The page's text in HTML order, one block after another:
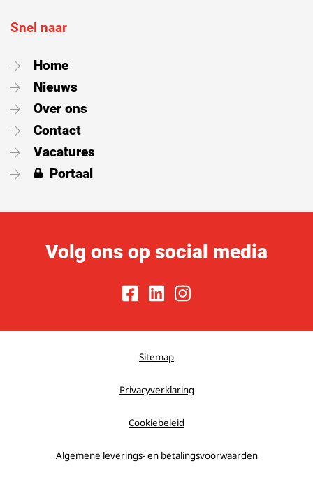
Snel naar
Home
Nieuws
Over ons
Contact
Vacatures
Portaal
Volg ons op social media
Sitemap
Privacyverklaring
Cookiebeleid
Algemene leverings- en betalingsvoorwaarden